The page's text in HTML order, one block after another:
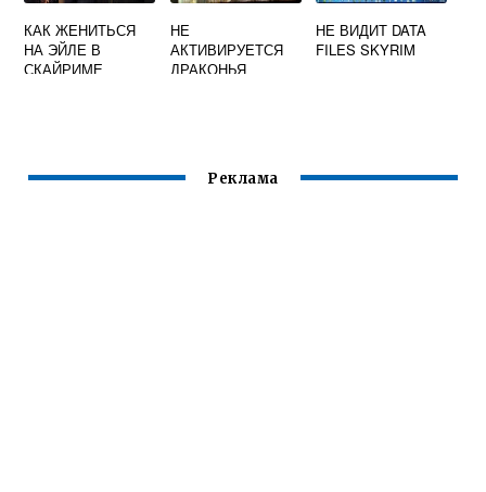
КАК ЖЕНИТЬСЯ
НА ЭЙЛЕ В
СКАЙРИМЕ
НЕ
АКТИВИРУЕТСЯ
ДРАКОНЬЯ
НЕ ВИДИТ DATA
FILES SKYRIM
Реклама